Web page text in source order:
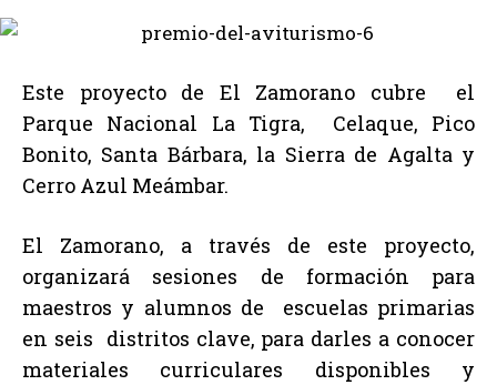
Este proyecto de El Zamorano cubre el
Parque Nacional La Tigra, Celaque, Pico
Bonito, Santa Bárbara, la Sierra de Agalta y
Cerro Azul Meámbar.
El Zamorano, a través de este proyecto,
organizará sesiones de formación para
maestros y alumnos de escuelas primarias
en seis distritos clave, para darles a conocer
materiales curriculares disponibles y